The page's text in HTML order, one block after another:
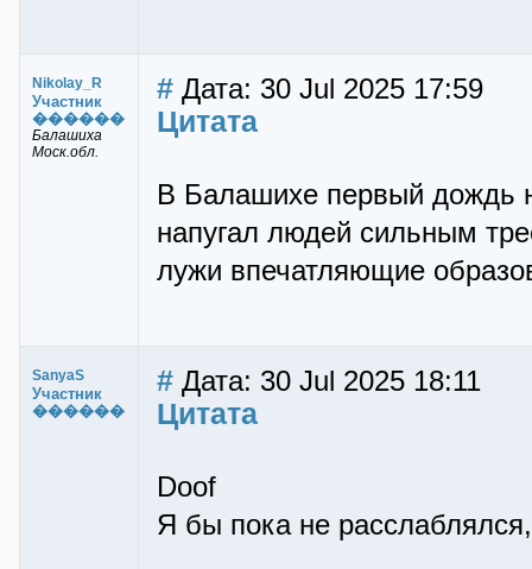
Nikolay_R
Участник
������
Балашиха
Моск.обл.
# Дата: 30 Jul 2025 17:59
Цитата
В Балашихе первый дождь
напугал людей сильным
лужи впечатляющие
SanyaS
Участник
������
# Дата: 30 Jul 2025 18:11
Цитата
Doof
Я бы пока не